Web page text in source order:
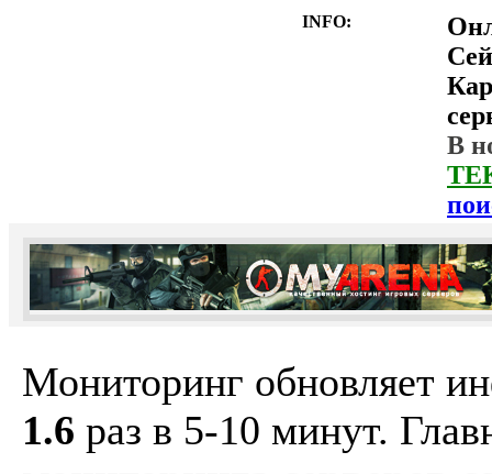
INFO:
В
Мониторинг обновляет
1.6 раз в 5-10 минут.